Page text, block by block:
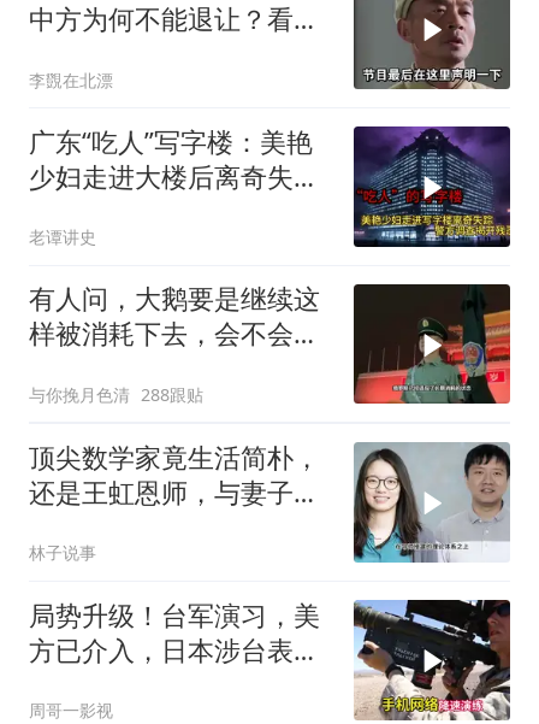
中方为何不能退让？看完
李覴在北漂
广东“吃人”写字楼：美艳
少妇走进大楼后离奇失
相
老谭讲史
有人问，大鹅要是继续这
样被消耗下去，会不会灭
与你挽月色清 288跟贴
顶尖数学家竟生活简朴，
还是王虹恩师，与妻子合
林子说事
局势升级！台军演习，美
方已介入，日本涉台表述
周哥一影视